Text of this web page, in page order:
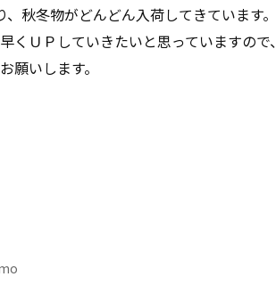
、秋冬物がどんどん入荷してきています。
くＵＰしていきたいと思っていますので、
願いします。